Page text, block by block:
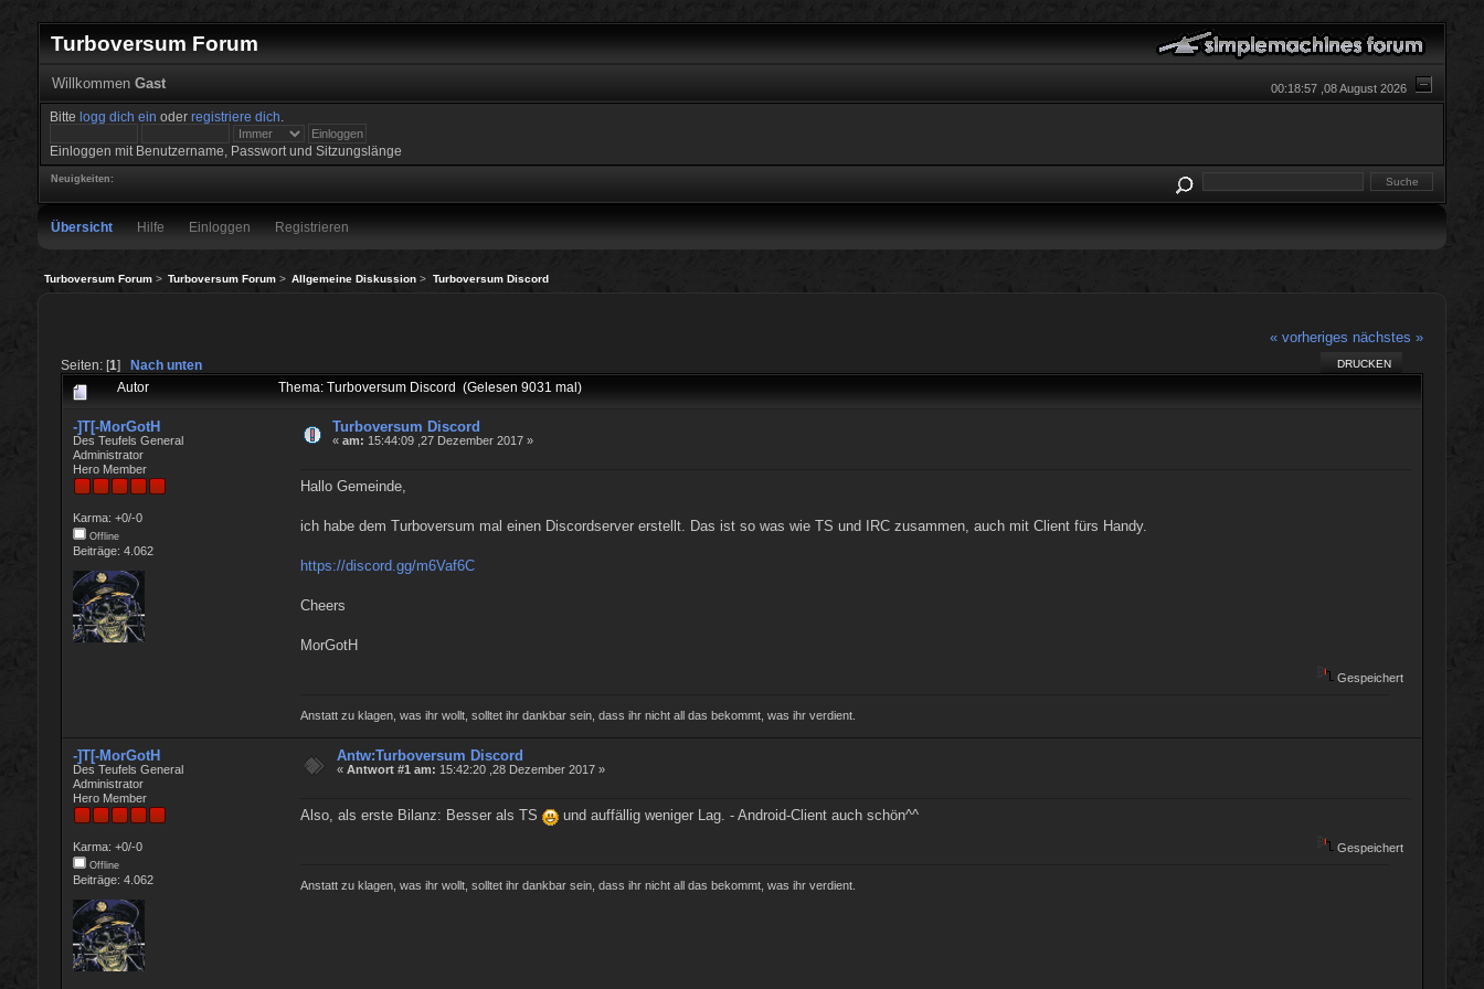
Turboversum Forum
00:18:57 ,08 August 2026
WillkommenGast
Bitte logg dich ein oder registriere dich
Einloggen mit Benutzername, Passwort und Sitzungslänge
Neuigkeiten:
Übersicht Hilfe Einloggen Registrieren
Turboversum Forum > Turboversum Forum > Allgemeine Diskussion > Turboversum Discord
« vorheriges nächstes »
Seiten: [1] Nach unten DRUCKEN
Autor Thema: Turboversum Discord (Gelesen 9031 mal)
-]T[-MorGotH
Des Teufels General
Administrator
Hero Member
Karma: +0/-0
Offline
Beiträge: 4.062
Turboversum Discord
« am: 15:44:09 ,27 Dezember 2017 »
Hallo Gemeinde,
ich habe dem Turboversum mal einen Discordserver erstellt. Das ist so was wie TS und IRC zusammen, auch mit Client fürs Handy.
https://discord.gg/m6Vaf6C
Cheers
MorGotH
Gespeichert
Anstatt zu klagen, was ihr wollt, solltet ihr dankbar sein, dass ihr nicht all das bekommt, was ihr verdient.
-]T[-MorGotH
Des Teufels General
Administrator
Hero Member
Karma: +0/-0
Offline
Beiträge: 4.062
Antw:Turboversum Discord
« Antwort #1 am: 15:42:20 ,28 Dezember 2017 »
Also, als erste Bilanz: Besser als TS und auffällig weniger Lag. - Android-Client auch schön^^
Gespeichert
Anstatt zu klagen, was ihr wollt, solltet ihr dankbar sein, dass ihr nicht all das bekommt, was ihr verdient.